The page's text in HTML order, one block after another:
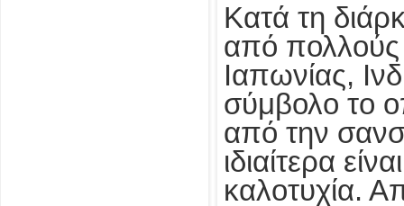
Κατά τη
από πολλούς
Ιαπωνίας,
σύμβολο το
από την
ιδιαίτερα
καλοτυχία.